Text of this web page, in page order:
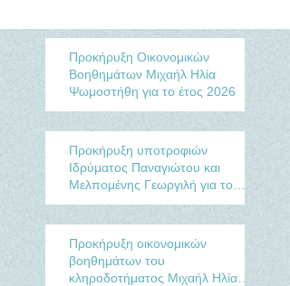
Προκήρυξη Οικονομικών
Βοηθημάτων Μιχαήλ Ηλία
Ψωμοστήθη για το έτος 2026
Προκήρυξη υποτροφιών
Ιδρύματος Παναγιώτου και
Μελπομένης Γεωργιλή για το
Ακαδ. έτος 2025-2026
Προκήρυξη οικονομικών
βοηθημάτων του
κληροδοτήματος Μιχαήλ Ηλία